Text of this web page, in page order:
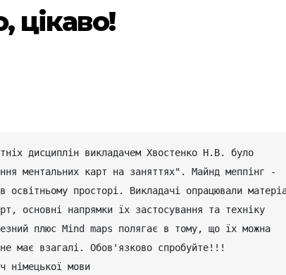
цікаво!
дисциплін викладачем Хвостенко Н.В. було
ментальних карт на заняттях". Майнд меппінг -
просторі. Викладачі опрацювали
основні напрямки їх застосування та техніку
плюс Mind maps полягає в тому, що їх можна
має взагалі. Обов'язково спробуйте!!!
мови